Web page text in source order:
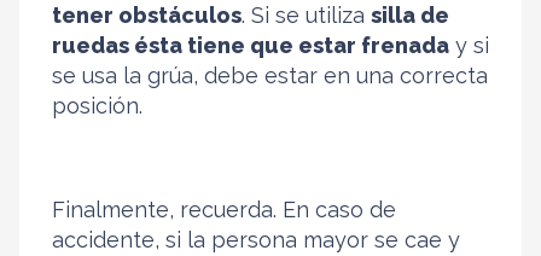
tener obstáculos. Si se utiliza silla de
ruedas ésta tiene que estar frenada y si
se usa la grúa, debe estar en una correcta
posición.
Finalmente, recuerda. En caso de
accidente, si la persona mayor se cae y